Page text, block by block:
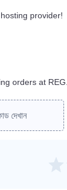
provider!
orders at
দেখান